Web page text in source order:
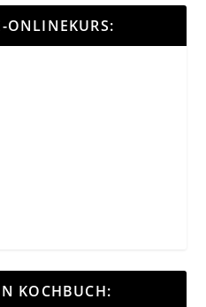
ONLINEKURS:
KOCHBUCH: